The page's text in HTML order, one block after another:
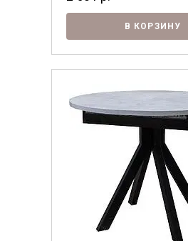
В КОРЗИНУ